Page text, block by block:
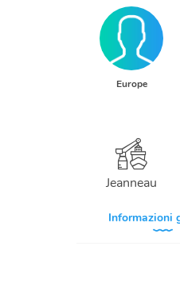
Europe
Jeanneau
Informazioni